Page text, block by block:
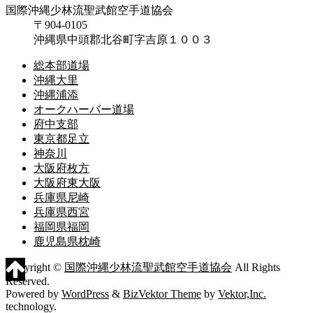
国際沖縄少林流聖武館空手道協会
〒904-0105
沖縄県中頭郡北谷町字吉原１００３
総本部道場
沖縄大里
沖縄浦添
オークハーバー道場
府中支部
東京都足立
神奈川
大阪府枚方
大阪府東大阪
兵庫県尼崎
兵庫県西宮
福岡県福岡
鹿児島県枕崎
Copyright © 国際沖縄少林流聖武館空手道協会 All Rights
Reserved.
Powered by WordPress & BizVektor Theme by Vektor,Inc.
technology.